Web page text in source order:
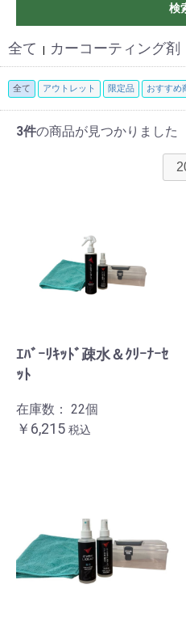
検
全て カーコーティング剤
全て アウトレット 限定品 おすすめ
3件の商品が見つかりました
ｴﾊﾞｰﾘｷｯﾄﾞ疎水＆ｸﾘｰﾅｰｾ
ｯﾄ
在庫数： 22個
￥6,215